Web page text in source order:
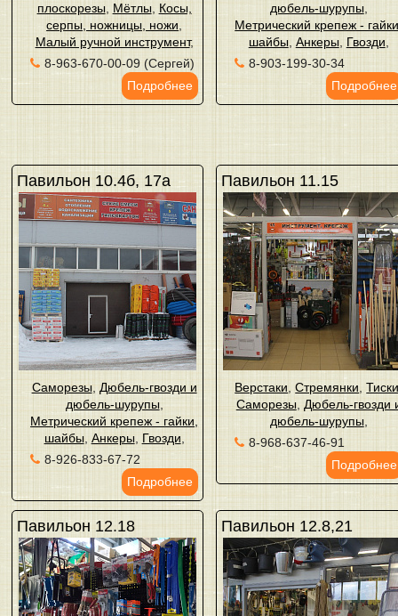
плоскорезы, Мётлы, Косы,
серпы, ножницы, ножи
Малый ручной инструмент,
8-963-670-00-09 (Сергей)
Подробнее
дюбель-шурупы,
Метрический крепеж -
шайбы Анкеры, Гвозди
8-903-199-30-34
Подробнее
Павильон 10.4б, 17а
Саморезы, Дюбель-гвозди и
дюбель-шурупы,
Метрический крепеж - гайки,
шайбы, Анкеры, Гвозди
8-926-833-67-72
Подробнее
Павильон 11.15
Верстаки ,Стремянки ,
Саморезы, Дюбель-гвозди
дюбель-шурупы,
8-968-637-46-91
Подробнее
Павильон 12.18 Павильон 12.8,21